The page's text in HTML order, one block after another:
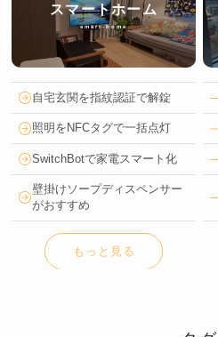
スマートホーム
smart-home
自宅玄関を指紋認証で解錠
照明をNFCタグで一括点灯
SwitchBotで家電スマート化
壁掛けソープディスペンサー
がおすすめ
もっと見る